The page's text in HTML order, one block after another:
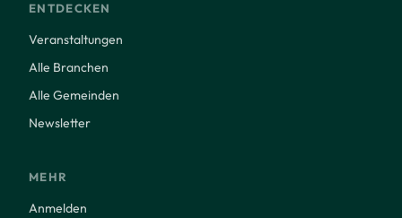
ENTDECKEN
Veranstaltungen
Alle Branchen
Alle Gemeinden
Newsletter
MEHR
Anmelden